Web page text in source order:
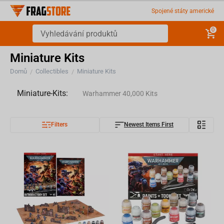
Spojené státy americké
0
Miniature Kits
Domů / Collectibles / Miniature Kits
Miniature-Kits: Warhammer 40,000 Kits
Warhammer Age of Sigmar Kits
Painting tools
Warhammer Necromunda
Filters Newest Items First